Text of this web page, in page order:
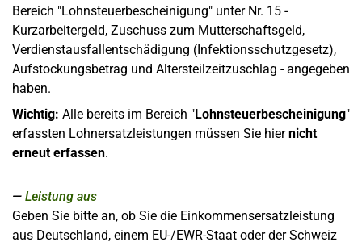
Bereich "Lohnsteuerbescheinigung" unter Nr. 15 -
Kurzarbeitergeld, Zuschuss zum Mutterschaftsgeld,
Verdienstausfallentschädigung (Infektionsschutzgesetz),
Aufstockungsbetrag und Altersteilzeitzuschlag - angegeben
haben.
Wichtig: Alle bereits im Bereich "Lohnsteuerbescheinigung"
erfassten Lohnersatzleistungen müssen Sie hiernicht
erneut erfassen.
Leistung aus
Geben Sie bitte an, ob Sie die Einkommensersatzleistung
aus Deutschland, einem EU-/EWR-Staat oder der Schweiz